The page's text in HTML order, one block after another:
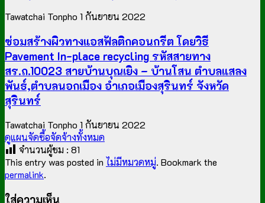
Tawatchai Tonpho 1 กันยายน 2022
ซ่อมสร้างผิวทางแอสฟัลติกคอนกรีต โดยวิธี
Pavement In-place recycling รหัสสายทาง
สร.ถ.10023 สายบ้านบุณเยิง – บ้านโสน ตำบลแสลง
พันธ์,ตำบลนอกเมือง อำเภอเมืองสุรินทร์ จังหวัด
สุรินทร์
Tawatchai Tonpho 1 กันยายน 2022
ดูแผนจัดซื้อจัดจ้างทั้งหมด
จำนวนผู้ชม : 81
This entry was posted in ไม่มีหมวดหมู่. Bookmark the
permalink.
ใส่ความเห็น